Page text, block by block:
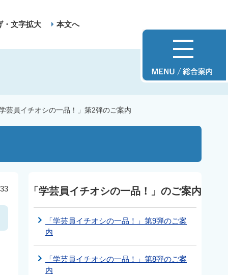
・文字拡大 本文へ
芸員イチオシの一品！」第2弾のご案内
「学芸員イチオシの一品！」のご案内
「学芸員イチオシの一品！」第9弾のご案
内
「学芸員イチオシの一品！」第8弾のご案
内